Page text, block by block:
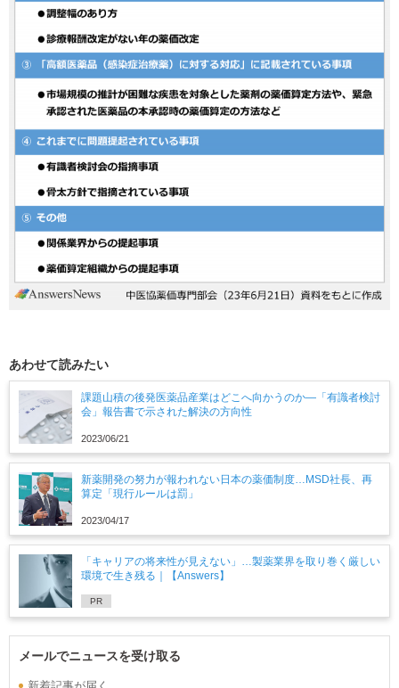
あわせて読みたい
課題山積の後発医薬品産業はどこへ向かうのか―「有識者検討
会」報告書で示された解決の方向性
2023/06/21
新薬開発の努力が報われない日本の薬価制度…MSD社長、再
算定「現行ルールは罰」
2023/04/17
「キャリアの将来性が見えない」…製薬業界を取り巻く厳しい
環境で生き残る｜【Answers】
PR
メールでニュースを受け取る